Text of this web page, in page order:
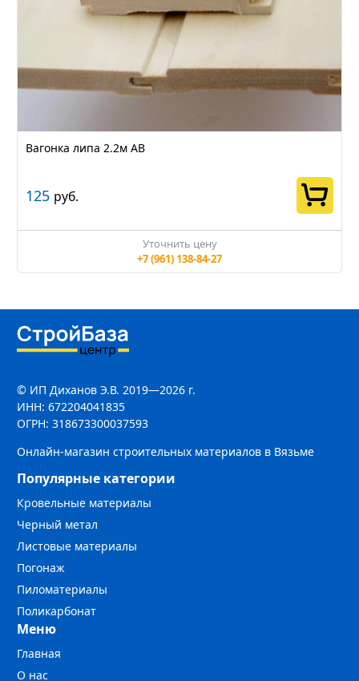
Вагонка липа 2.2м АВ
125 руб.
Уточнить цену
+7 (961) 138-84-27
© ИП Диханов Э.В. 2019—2026 г.
ИНН: 672204041835
ОГРН: 318673300037593
Онлайн-магазин строительных материалов в Вязьме
Популярные категории
Кровельные материалы
Черный метал
Листовые материалы
Погонаж
Пиломатериалы
Поликарбонат
Меню
Главная
О нас